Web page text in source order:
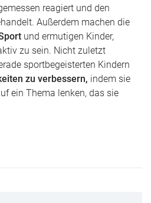
reagiert und den
Außerdem machen die
und ermutigen Kinder,
zu sein. Nicht zuletzt
sportbegeisterten Kindern
zu verbessern, indem sie
ein Thema lenken, das sie